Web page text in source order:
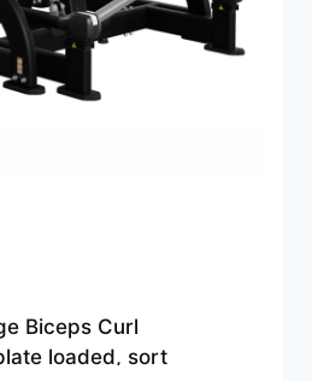
Biceps Curl
loaded, sort